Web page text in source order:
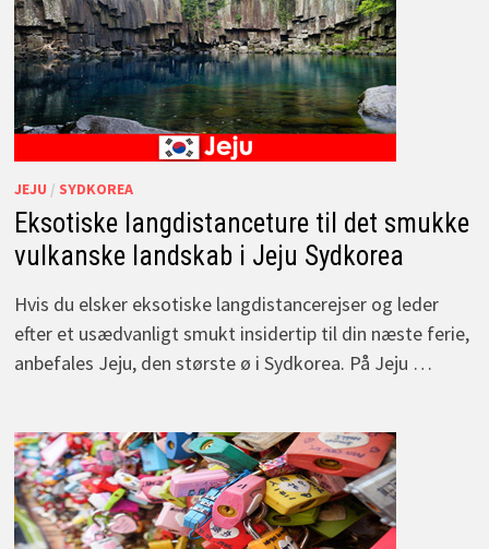
JEJU / SYDKOREA
Eksotiske langdistanceture til det smukke
vulkanske landskab i Jeju Sydkorea
Hvis du elsker eksotiske langdistancerejser og leder
efter et usædvanligt smukt insidertip til din næste ferie,
anbefales Jeju, den største ø i Sydkorea. På Jeju …